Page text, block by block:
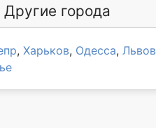
Другие города
, Харьков, Одесса, Львов